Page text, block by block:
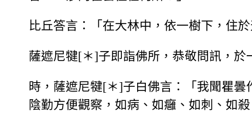
比丘答言：「在大林中，依一樹下，住於
薩遮尼犍[＊]子即詣佛所，恭敬問訊，於
時，薩遮尼犍[＊]子白佛言：「我聞瞿
陰勤方便觀察，如病、如癰、如刺、如